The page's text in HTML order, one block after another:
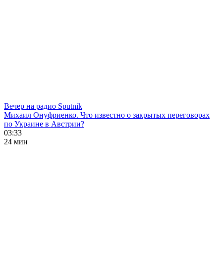
Вечер на радио Sputnik
Михаил Онуфриенко. Что известно о закрытых переговорах
по Украине в Австрии?
03:33
24 мин